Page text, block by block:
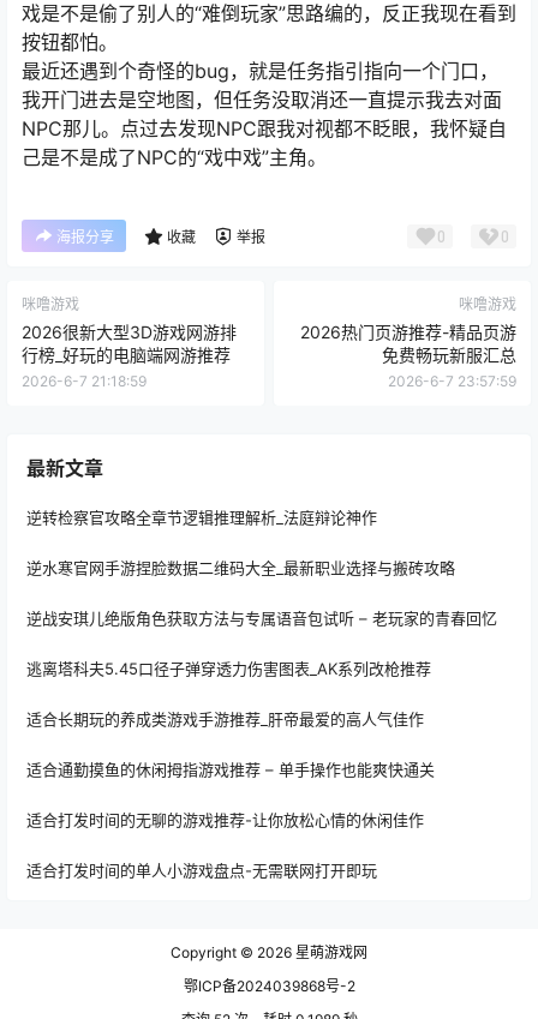
戏是不是偷了别人的“难倒玩家”思路编的，反正我现在看到
按钮都怕。
最近还遇到个奇怪的bug，就是任务指引指向一个门口，
我开门进去是空地图，但任务没取消还一直提示我去对面
NPC那儿。点过去发现NPC跟我对视都不眨眼，我怀疑自
己是不是成了NPC的“戏中戏”主角。
海报分享 收藏 举报 0 0
咪噜游戏
2026很新大型3D游戏网游排
行榜_好玩的电脑端网游推荐
2026-6-7 21:18:59
咪噜游戏
2026热门页游推荐-精品页游
免费畅玩新服汇总
2026-6-7 23:57:59
最新文章
逆转检察官攻略全章节逻辑推理解析_法庭辩论神作
逆水寒官网手游捏脸数据二维码大全_最新职业选择与搬砖攻略
逆战安琪儿绝版角色获取方法与专属语音包试听 – 老玩家的青春回忆
逃离塔科夫5.45口径子弹穿透力伤害图表_AK系列改枪推荐
适合长期玩的养成类游戏手游推荐_肝帝最爱的高人气佳作
适合通勤摸鱼的休闲拇指游戏推荐 – 单手操作也能爽快通关
适合打发时间的无聊的游戏推荐-让你放松心情的休闲佳作
适合打发时间的单人小游戏盘点-无需联网打开即玩
Copyright © 2026 星萌游戏网
鄂ICP备2024039868号-2